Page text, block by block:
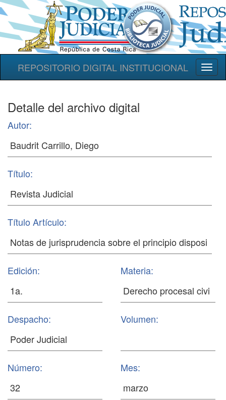
REPOSITORIO DIGITAL INSTITUCIONAL
Detalle del archivo digital
Autor:
Título:
Título Artículo:
Edición: Materia:
Despacho: Volumen:
Número: Mes: